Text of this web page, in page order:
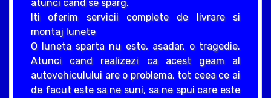
atunci cand se sparg.
Iti oferim servicii complete de livrare si
montaj lunete
O luneta sparta nu este, asadar, o tragedie.
Atunci cand realizezi ca acest geam al
autovehiculului are o problema, tot ceea ce ai
de facut este sa ne suni, sa ne spui care este